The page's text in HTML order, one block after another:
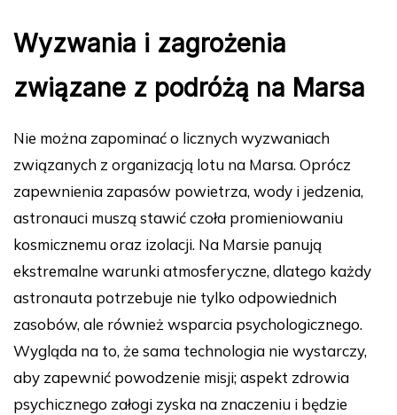
Wyzwania i zagrożenia
związane z podróżą na Marsa
Nie można zapominać o licznych wyzwaniach
związanych z organizacją lotu na Marsa. Oprócz
zapewnienia zapasów powietrza, wody i jedzenia,
astronauci muszą stawić czoła promieniowaniu
kosmicznemu oraz izolacji. Na Marsie panują
ekstremalne warunki atmosferyczne, dlatego każdy
astronauta potrzebuje nie tylko odpowiednich
zasobów, ale również wsparcia psychologicznego.
Wygląda na to, że sama technologia nie wystarczy,
aby zapewnić powodzenie misji; aspekt zdrowia
psychicznego załogi zyska na znaczeniu i będzie